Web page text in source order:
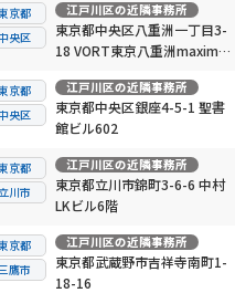
京都
央区
江戸川区の近隣事務所
東京都中央区八重洲一丁目3-
18 VORT東京八重洲maxim7
京都
央区
江戸川区の近隣事務所
東京都中央区銀座4-5-1 聖書
館ビル602
京都
川市
江戸川区の近隣事務所
東京都立川市錦町3-6-6 中村
LKビル6階
京都
鷹市
江戸川区の近隣事務所
東京都武蔵野市吉祥寺南町1-
18-16